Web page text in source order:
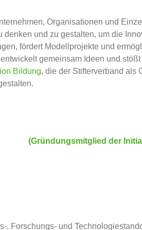
Organisationen und
und zu gestalten, um die
fördert Modellprojekte und
gemeinsam Ideen und
Bildung, die der Stifterverband als
(Gründungsmitglied der
Forschungs- und